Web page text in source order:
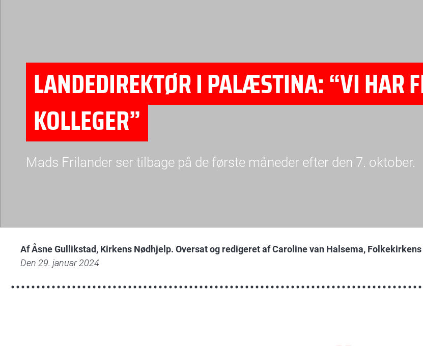
nca.jpg
LANDEDIREKTØR I PALÆSTINA: “VI HAR
KOLLEGER”
Mads Frilander ser tilbage på de første måneder efter den 7. oktober.
Af Åsne Gullikstad, Kirkens Nødhjelp. Oversat og redigeret af Caroline van Halsema,
Den 29. januar 2024